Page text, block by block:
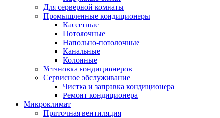
Для серверной комнаты
Промышленные кондиционеры
Кассетные
Потолочные
Напольно-потолочные
Канальные
Колонные
Установка кондиционеров
Сервисное обслуживание
Чистка и заправка кондиционера
Ремонт кондиционера
Микроклимат
Приточная вентиляция